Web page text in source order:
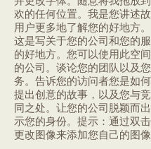
欢的任何位置。我是您讲述
用户更多地了解您的好地方。
这是写关于您的公司和您的
的好地方。您可以使用此空
的公司。谈论您的团队以及
务。告诉您的访问者您是如
提出创意的故事，以及您与
同之处。让您的公司脱颖而
示您的身份。提示：通过双
更改图像来添加您自己的图像